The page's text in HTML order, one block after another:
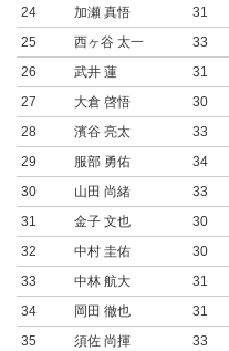
24
加瀬 真悟 31
25
西ヶ谷 太一 33
26
武井 蓮 31
27
大倉 啓悟 30
28
濱谷 亮太 33
29
服部 勇佑 34
30
山田 尚緒 33
31
金子 文也 30
32
中村 圭佑 30
33
中林 航大 31
34
岡田 徹也 31
35
須佐 尚揮 33